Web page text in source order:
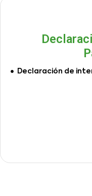
Declaración de